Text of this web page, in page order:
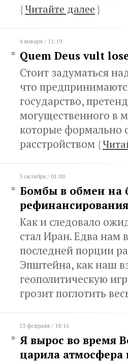
{Читайте далее}
4 января / 11:19
Quem Deus vult
Стоит задуматься
что
государство,
могущественного в
которые формально
расстройством {
3 октября / 01:00
Бомбы в обмен на
рефинансирования
Как и следовало
стал Иран. Едва нам
последней порции
Эпштейна, как наш
геополитическую
грозит поглотить
13 февраля / 18:16
Я вырос во время
царила